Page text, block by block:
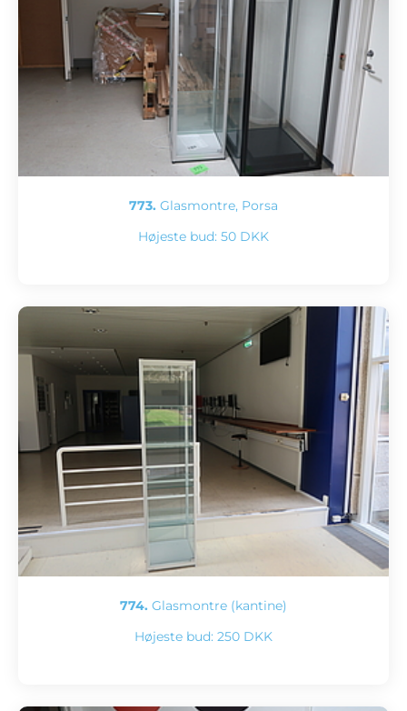
773. Glasmontre, Porsa
Højeste bud: 50 DKK
774. Glasmontre (kantine)
Højeste bud: 250 DKK